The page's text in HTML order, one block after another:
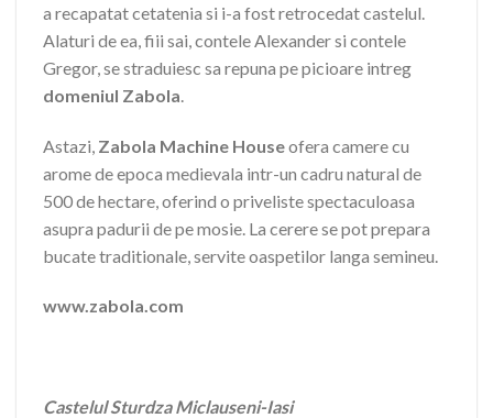
a recapatat cetatenia si i-a fost retrocedat castelul.
Alaturi de ea, fiii sai, contele Alexander si contele
Gregor, se straduiesc sa repuna pe picioare intreg
domeniul Zabola.
Astazi, Zabola Machine Houseofera camere cu
arome de epoca medievala intr-un cadru natural de
500 de hectare, oferind o priveliste spectaculoasa
asupra padurii de pe mosie. La cerere se pot prepara
bucate traditionale, servite oaspetilor langa semineu.
www.zabola.com
Castelul Sturdza Miclauseni-Iasi